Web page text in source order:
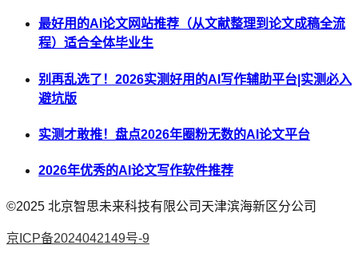
最好用的AI论文网站推荐（从文献整理到论文成稿全流
程）适合全体毕业生
别再乱选了！2026实测好用的AI写作辅助平台|实测必入
避坑版
实测才敢推！盘点2026年圈粉无数的AI论文平台
2026年优秀的AI论文写作软件推荐
©2025 北京智思未来科技有限公司天津滨海新区分公司
京ICP备2024042149号-9